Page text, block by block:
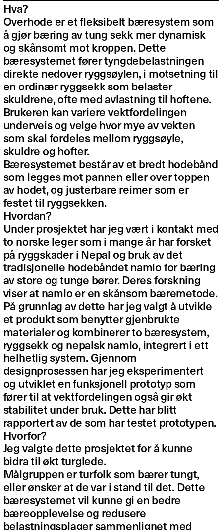
Hva?
Overhode er et fleksibelt bæresystem som
å gjør bæring av tung sekk mer dynamisk
og skånsomt mot kroppen. Dette
bæresystemet fører tyngdebelastningen
direkte nedover ryggsøylen, i motsetning til
en ordinær ryggsekk som belaster
skuldrene, ofte med avlastning til hoftene.
Brukeren kan variere vektfordelingen
underveis og velge hvor mye av vekten
som skal fordeles mellom ryggsøyle,
skuldre og hofter.
Bæresystemet består av et bredt hodebånd
som legges mot pannen eller over toppen
av hodet, og justerbare reimer som er
festet til ryggsekken.
Hvordan?
Under prosjektet har jeg vært i kontakt med
to norske leger som i mange år har forsket
på ryggskader i Nepal og bruk av det
tradisjonelle hodebåndet namlo for bæring
av store og tunge bører. Deres forskning
viser at namlo er en skånsom bæremetode.
På grunnlag av dette har jeg valgt å utvikle
et produkt som benytter gjenbrukte
materialer og kombinerer to bæresystem,
ryggsekk og nepalsk namlo, integrert i ett
helhetlig system. Gjennom
designprosessen har jeg eksperimentert
og utviklet en funksjonell prototyp som
fører til at vektfordelingen også gir økt
stabilitet under bruk. Dette har blitt
rapportert av de som har testet prototypen.
Hvorfor?
Jeg valgte dette prosjektet for å kunne
bidra til økt turglede.
Målgruppen er turfolk som bærer tungt,
eller ønsker at de var i stand til det. Dette
bæresystemet vil kunne gi en bedre
bæreopplevelse og redusere
belastningsplager sammenlignet med